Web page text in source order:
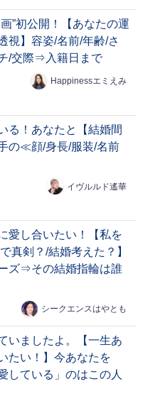
”初公開！【あなたの運
視】容姿/名前/年齢/さ
/交際⇒入籍日まで
Happinessエミえみ
る！あなたと【結婚間
の≪顔/身長/服装/名前
イヴルルド遙華
愛し合いたい！【私を
真剣？/結婚考えた？】
ズ⇒その結婚指輪は誰
シークエンスはやとも
いましたよ。【一生あ
たい！】今あなたを
している」のはこの人